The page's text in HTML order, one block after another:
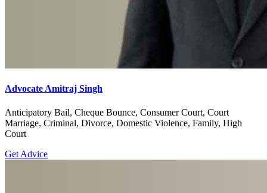
Advocate Amitraj Singh
Anticipatory Bail, Cheque Bounce, Consumer Court, Court
Marriage, Criminal, Divorce, Domestic Violence, Family, High
Court
Get Advice